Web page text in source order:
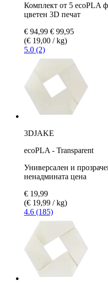
Комплект от 5 ecoPLA
цветен 3D печат
€ 94,99 € 99,95
(€ 19,00 / kg)
5.0 (2)
3DJAKE
ecoPLA - Transparent
Универсален и
ненадмината цена
€ 19,99
(€ 19,99 / kg)
4.6 (185)